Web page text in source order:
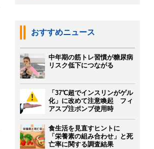
おすすめニュース
中年期の筋トレ習慣が糖尿病
リスク低下につながる
「37℃超でインスリンがゲル
化」に改めて注意喚起 フィ
アスプ注ポンプ使用時
食生活を見直すヒントに
「栄養素の組み合わせ」と死
亡率に関する調査結果